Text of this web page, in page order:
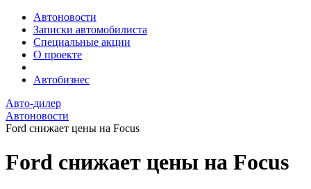
Автоновости
Записки автомобилиста
Специальные акции
О проекте
Автобизнес
Авто-дилер
Автоновости
Ford снижает цены на Focus
Ford снижает цены на Focus